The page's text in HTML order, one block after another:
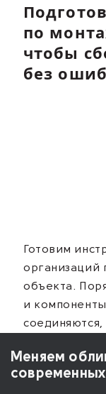
по
чтобы
без
Готовим
организаций
объекта.
и
соединяются,
Меняем